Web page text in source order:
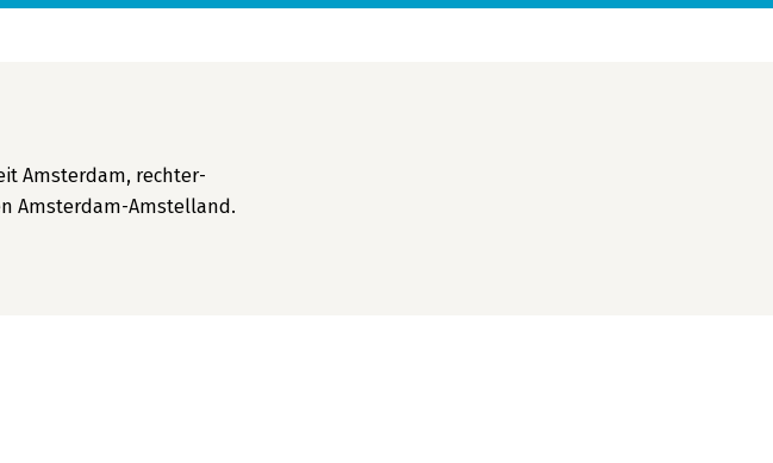
Amsterdam, rechter-
Amsterdam-Amstelland.
Personen